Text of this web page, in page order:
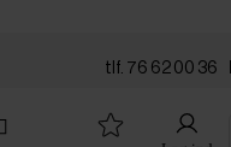
tlf. 76 62 00 36